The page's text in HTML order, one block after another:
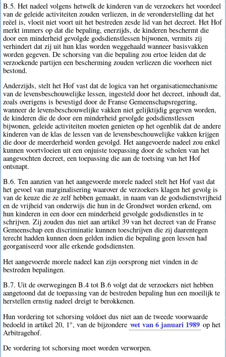
B.5. Het nadeel volgens hetwelk de kinderen van de verzoekers het voordeel
van de geleide activiteiten zouden verliezen, in de veronderstelling dat het
reëel is, vloeit niet voort uit het bestreden zesde lid van het decreet. Het Hof
merkt immers op dat die bepaling, enerzijds, de kinderen beschermt die
door een minderheid gevolgde godsdienstlessen bijwonen, vermits zij
verhindert dat zij uit hun klas worden weggehaald wanneer basisvakken
worden gegeven. De schorsing van die bepaling zou ertoe leiden dat de
verzoekende partijen een bescherming zouden verliezen die voorheen niet
bestond.
Anderzijds, stelt het Hof vast dat de logica van het organisatiemechanisme
van de levensbeschouwelijke lessen, ingesteld door het decreet, inhoudt dat,
zoals overigens is bevestigd door de Franse Gemeenschapsregering,
wanneer de levensbeschouwelijke vakken niet gelijktijdig gegeven worden,
de kinderen die de door een minderheid gevolgde godsdienstlessen
bijwonen, geleide activiteiten moeten genieten op het ogenblik dat de andere
kinderen van de klas de lessen van de levensbeschouwelijke vakken krijgen
die door de meerderheid worden gevolgd. Het aangevoerde nadeel zou enkel
kunnen voortvloeien uit een onjuiste toepassing door de scholen van het
aangevochten decreet, een toepassing die aan de toetsing van het Hof
ontsnapt.
B.6. Ten aanzien van het aangevoerde morele nadeel stelt het Hof vast dat
het gevoel van marginalisering waarover de verzoekers klagen het gevolg is
van de keuze die ze zelf hebben gemaakt, in naam van de godsdienstvrijheid
en de vrijheid van onderwijs die hun in de Grondwet worden erkend, om
hun kinderen in een door een minderheid gevolgde godsdienstles in te
schrijven. Zij zouden dus niet aan artikel 39 van het decreet van de Franse
Gemeenschap een discriminatie kunnen toeschrijven die zij daarentegen
terecht hadden kunnen doen gelden indien die bepaling geen lessen had
georganiseerd voor alle erkende godsdiensten.
Het aangevoerde morele nadeel kan zijn oorsprong niet vinden in de
bestreden bepalingen.
B.7. Uit de overwegingen B.4 tot B.6 volgt dat de verzoekers niet hebben
aangetoond dat de toepassing van de bestreden bepaling hun een moeilijk te
herstellen ernstig nadeel dreigt te berokkenen.
Hun vordering tot schorsing voldoet dus niet aan de tweede voorwaarde
bedoeld in artikel 20, 1°, van de bijzondere wet van 6 januari 1989 op het
Arbitragehof.
De vordering tot schorsing moet worden verworpen.